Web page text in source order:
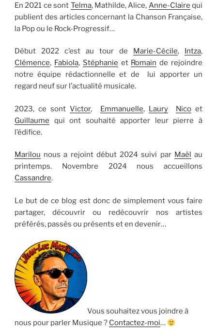
En 2021 ce sont Telma, Mathilde, Alice, Anne-Claire qui
publient des articles concernant la Chanson Française,
la Pop ou le Rock-Progressif…
Début 2022 c’est au tour de Marie-Cécile, Intza,
Clémence, Fabiola, Stéphanie et Romain de rejoindre
notre équipe rédactionnelle et de lui apporter un
regard neuf sur l’actualité musicale.
2023, ce sontVictor, Emmanuelle, Laury Nicoet
Guillaume qui ont souhaité apporter leur pierre à
l’édifice.
Marilou nous a rejoint début 2024 suivi par Maël au
printemps. Novembre 2024 nous accueillons
Cassandre.
Le but de ce blog est donc de simplement vous faire
partager, découvrir ou redécouvrir nos artistes
préférés, passés ou présents et en devenir…
Vous souhaitez vous joindre à
nous pour parler Musique ? Contactez-moi…